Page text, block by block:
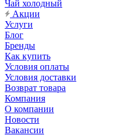
Чай холодный
Акции
Услуги
Блог
Бренды
Как купить
Условия оплаты
Условия доставки
Возврат товара
Компания
О компании
Новости
Вакансии